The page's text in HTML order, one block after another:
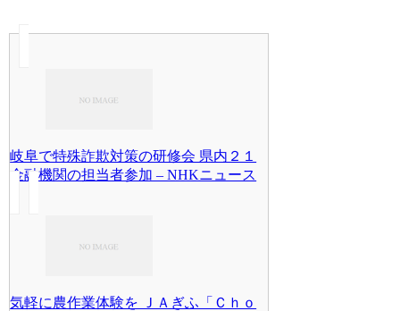
岐阜で特殊詐欺対策の研修会 県内２１
金融機関の担当者参加 – NHKニュース
気軽に農作業体験を ＪＡぎふ「Ｃｈｏ